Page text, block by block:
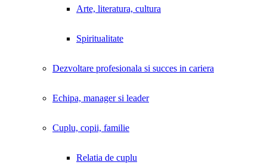
Arte, literatura, cultura
Spiritualitate
Dezvoltare profesionala si succes in cariera
Echipa, manager si leader
Cuplu, copii, familie
Relatia de cuplu